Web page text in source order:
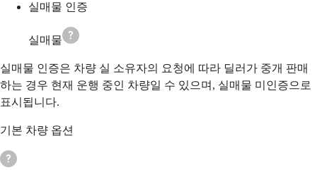
실매물 인증
실매물
실매물 인증은 차량 실 소유자의 요청에 따라 딜러가 중개 판매
하는 경우 현재 운행 중인 차량일 수 있으며, 실매물 미인증으로
표시됩니다.
기본 차량 옵션